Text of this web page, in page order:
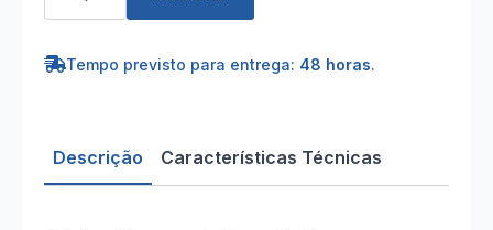
Estação
Tempo previsto para entrega: 48 horas.
Descrição Características Técnicas